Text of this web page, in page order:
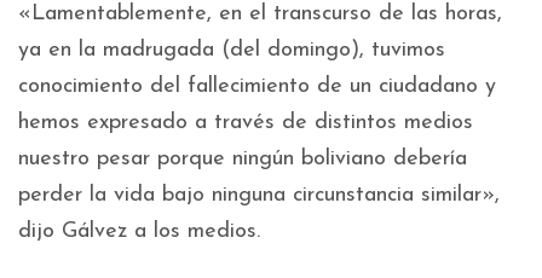
«Lamentablemente, en el transcurso de las horas,
ya en la madrugada (del domingo), tuvimos
conocimiento del fallecimiento de un ciudadano y
hemos expresado a través de distintos medios
nuestro pesar porque ningún boliviano debería
perder la vida bajo ninguna circunstancia similar»,
dijo Gálvez a los medios.